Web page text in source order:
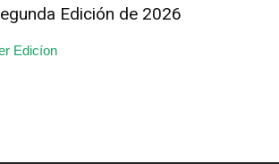
Edición de 2026
Edicíon